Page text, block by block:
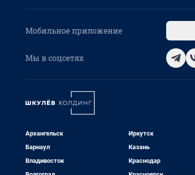
Мобильное приложение
Мы в соцсетях
Архангельск
Барнаул
Владивосток
Иркутск
Казань
Краснодар